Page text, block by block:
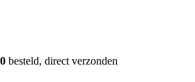
besteld, direct verzonden